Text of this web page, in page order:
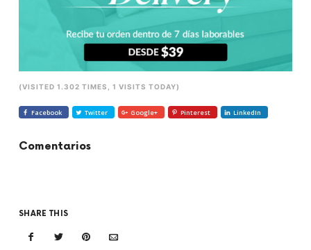
(VISITED 1.302 TIMES, 1 VISITS TODAY)
Facebook Twitter Google+ Pinterest LinkedIn
Comentarios
SHARE THIS